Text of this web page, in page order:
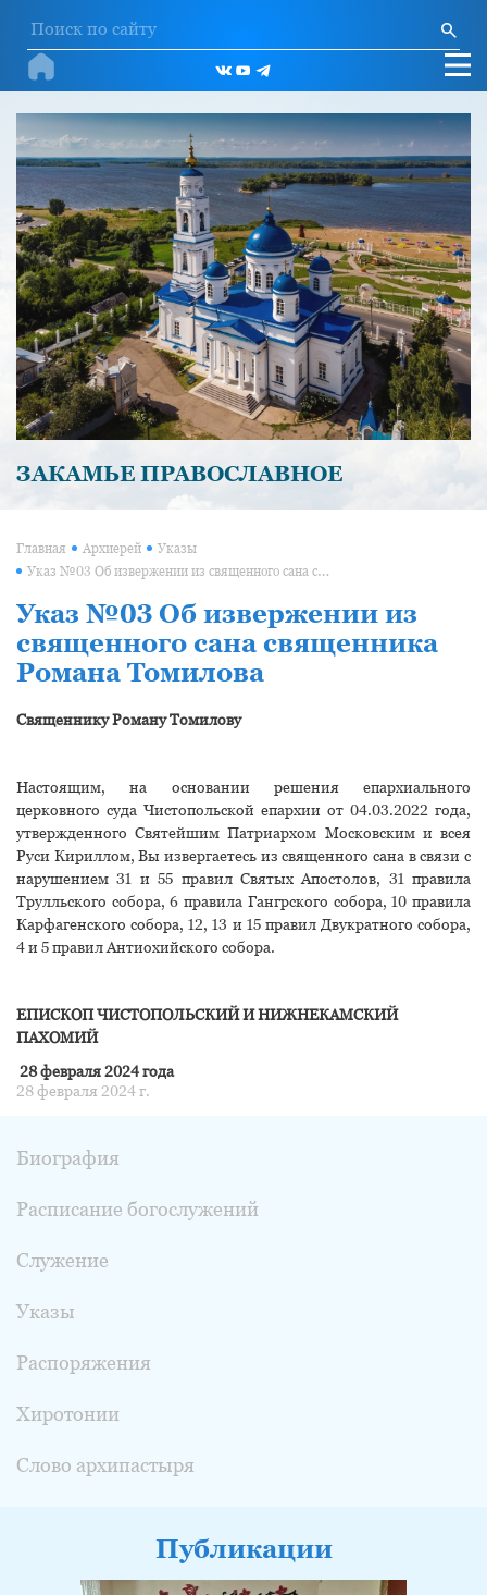
ЗАКАМЬЕ ПРАВОСЛАВНОЕ
Главная Архиерей Указы
Указ №03 Об извержении из священного сана священника Романа Томилова
Указ №03 Об извержении из
священного сана священника
Романа Томилова
Священнику Роману Томилову
Настоящим, на основании решения епархиального
церковного суда Чистопольской епархии от 04.03.2022 года,
утвержденного Святейшим Патриархом Московским и всея
Руси Кириллом, Вы извергаетесь из священного сана в связи с
нарушением 31 и 55 правил Святых Апостолов, 31 правила
Трулльского собора, 6 правила Гангрского собора, 10 правила
Карфагенского собора, 12, 13 и 15 правил Двукратного собора,
4 и 5 правил Антиохийского собора.
ЕПИСКОП ЧИСТОПОЛЬСКИЙ И НИЖНЕКАМСКИЙ
ПАХОМИЙ
28 февраля 2024 года
28 февраля 2024 г.
Биография
Расписание богослужений
Служение
Указы
Распоряжения
Хиротонии
Слово архипастыря
Публикации